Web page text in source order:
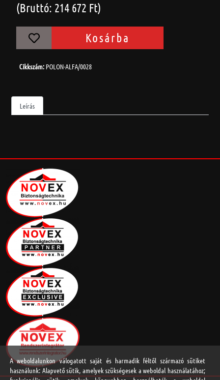
(Bruttó: 214 672 Ft)
Kosárba
Cikkszám: POLON-ALFA/0028
Leírás
A weboldalunkon válogatott saját és harmadik féltől származó sütiket
használunk: Alapvető sütik, amelyek szükségesek a weboldal használatához;